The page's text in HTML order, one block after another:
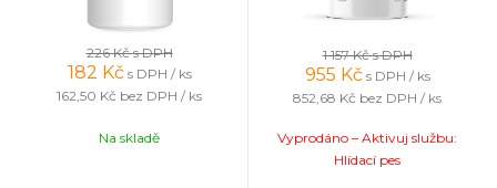
226 Kčs DPH
182 Kč s DPH / ks
162,50 Kč bez DPH / ks
Na skladě
1 157 Kčs DPH
955 Kč s DPH / ks
852,68 Kč bez DPH / ks
Vyprodáno – Aktivuj službu:
Hlídací pes